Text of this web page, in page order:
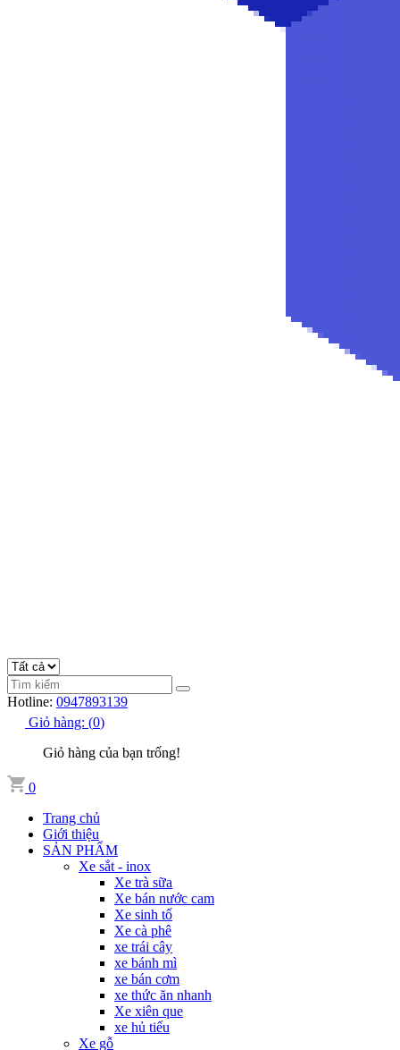
Hotline: 0947893139
Giỏ hàng: (0)
Giỏ hàng của bạn trống!
0
Trang chủ
Giới thiệu
SẢN PHẨM
Xe sắt - inox
Xe trà sữa
Xe bán nước cam
Xe sinh tố
Xe cà phê
xe trái cây
xe bánh mì
xe bán cơm
xe thức ăn nhanh
Xe xiên que
xe hủ tiếu
Xe gỗ